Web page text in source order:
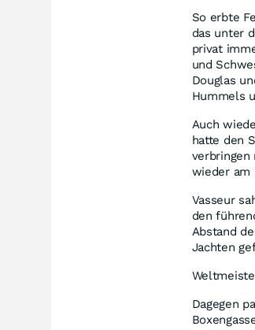
So erbte
das unter
privat
und
Douglas
Hummels
Auch
hatte den
verbringen
wieder am
Vasseur
den
Abstand
Jachten
Dagegen